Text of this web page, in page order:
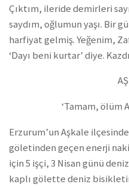
Çıktım, ileride demirleri
saydım, oğlumun yaşı. Bir
harfiyat gelmiş. Yeğenim,
‘Dayı beni kurtar’ diye.
‘Tamam, ölüm
Erzurum’un Aşkale ilçesinde
göletinden geçen enerji
için 5 işçi, 3 Nisan günü
kaplı gölette deniz